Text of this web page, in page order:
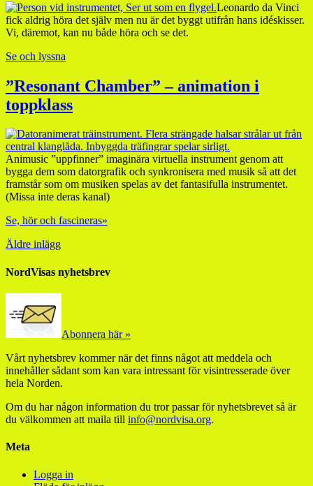
Leonardo da Vinci
fick aldrig höra det själv men nu är det byggt utifrån hans idéskisser.
Vi, däremot, kan nu både höra och se det.
Se och lyssna
”Resonant Chamber” – animation i
toppklass
Animusic ”uppfinner” imaginära virtuella instrument genom att
bygga dem som datorgrafik och synkronisera med musik så att det
framstår som om musiken spelas av det fantasifulla instrumentet.
(Missa inte deras kanal)
Se, hör och fascineras»
Äldre inlägg
NordVisas nyhetsbrev
Abonnera här »
Vårt nyhetsbrev kommer när det finns något att meddela och
innehåller sådant som kan vara intressant för visintresserade över
hela Norden.
Om du har någon information du tror passar för nyhetsbrevet så är
du välkommen att maila till info@nordvisa.org.
Meta
Logga in